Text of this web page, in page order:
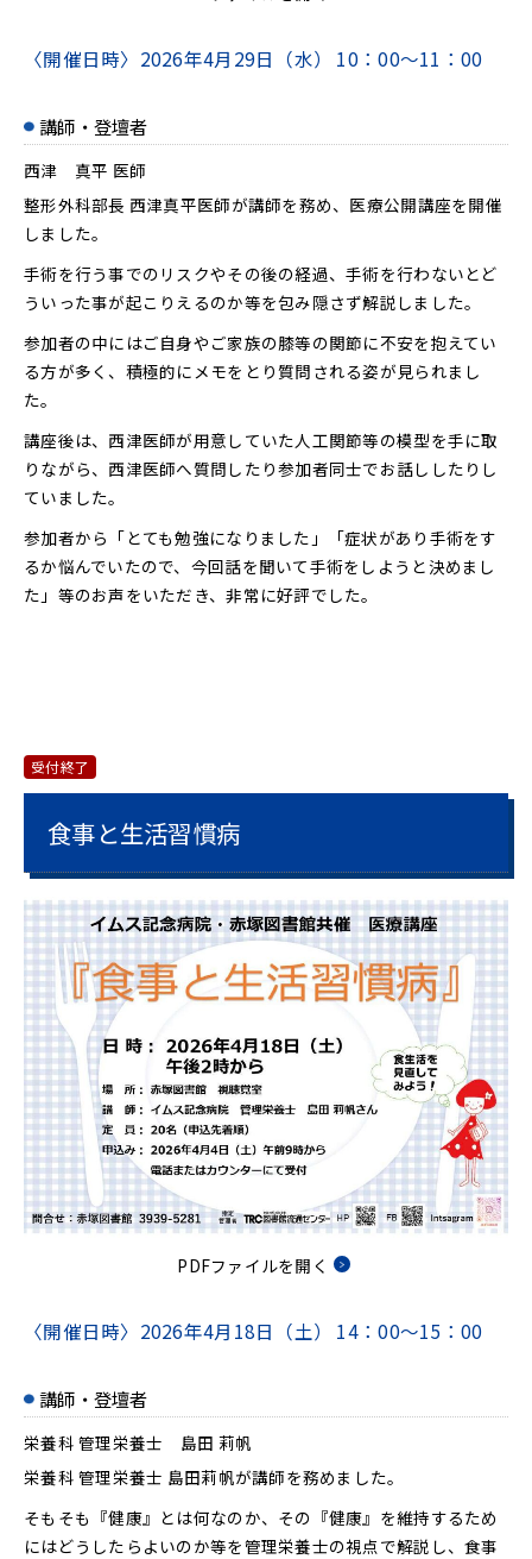
〈開催日時〉 2026年4月29日（水） 10：00～11：00
講師・登壇者
西津 真平 医師
整形外科部長 西津真平医師が講師を務め、医療公開講座を開催
しました。
手術を行う事でのリスクやその後の経過、手術を行わないとど
ういった事が起こりえるのか等を包み隠さず解説しました。
参加者の中にはご自身やご家族の膝等の関節に不安を抱えてい
る方が多く、積極的にメモをとり質問される姿が見られまし
た。
講座後は、西津医師が用意していた人工関節等の模型を手に取
りながら、西津医師へ質問したり参加者同士でお話ししたりし
ていました。
参加者から「とても勉強になりました」「症状があり手術をす
るか悩んでいたので、今回話を聞いて手術をしようと決めまし
た」等のお声をいただき、非常に好評でした。
受付終了
食事と生活習慣病
PDFファイルを開く
〈開催日時〉 2026年4月18日（土） 14：00～15：00
講師・登壇者
栄養科 管理栄養士 島田 莉帆
栄養科 管理栄養士 島田莉帆が講師を務めました。
そもそも『健康』とは何なのか、その『健康』を維持するため
にはどうしたらよいのか等を管理栄養士の視点で解説し、食事